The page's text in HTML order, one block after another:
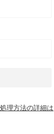
理方法の詳細は